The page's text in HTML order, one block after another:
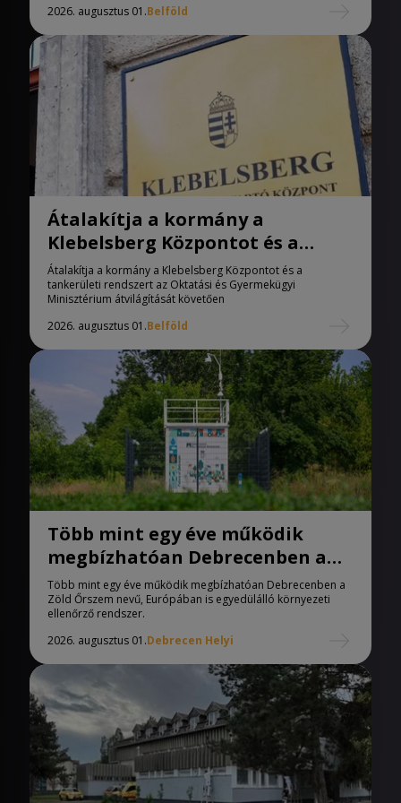
2026. augusztus 01.Belföld
Átalakítja a kormány a
Klebelsberg Központot és a
tankerületi rendszert
Átalakítja a kormány a Klebelsberg Központot és a
tankerületi rendszert az Oktatási és Gyermekügyi
Minisztérium átvilágítását követően
2026. augusztus 01.Belföld
Több mint egy éve működik
megbízhatóan Debrecenben a
Zöld Őrszem
Több mint egy éve működik megbízhatóan Debrecenben a
Zöld Őrszem nevű, Európában is egyedülálló környezeti
ellenőrző rendszer.
2026. augusztus 01.Debrecen Helyi